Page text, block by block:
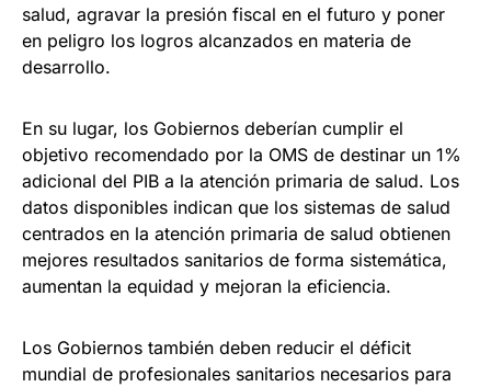
salud, agravar la presión fiscal en el futuro y poner
en peligro los logros alcanzados en materia de
desarrollo.
En su lugar, los Gobiernos deberían cumplir el
objetivo recomendado por la OMS de destinar un 1%
adicional del PIB a la atención primaria de salud. Los
datos disponibles indican que los sistemas de salud
centrados en la atención primaria de salud obtienen
mejores resultados sanitarios de forma sistemática,
aumentan la equidad y mejoran la eficiencia.
Los Gobiernos también deben reducir el déficit
mundial de profesionales sanitarios necesarios para